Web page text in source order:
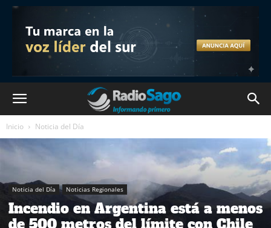
Inicio Noticia del Día
Noticia del Día Noticias Regionales
Incendio en Argentina está a menos
de 500 metros del límite con Chile